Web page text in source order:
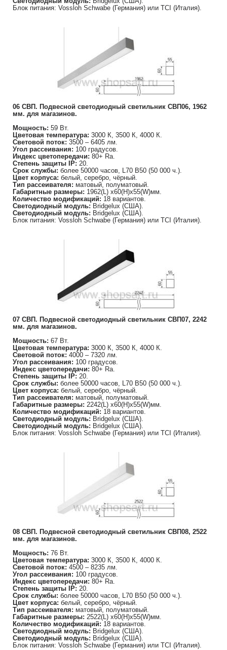
Блок питания: Vossloh Schwabe (Германия) или TCI (Италия).
06 СВП. Подвесной светодиодный светильник СВП06, 1962
мм. для магазинов.
Мощность: 59 Вт.
Цветовая температура: 3000 К, 3500 К, 4000 К.
Световой поток: 3500 – 6405 лм.
Угол рассеивания: 100 градусов.
Индекс цветопередачи: 80+ Ra.
Степень защиты IP: 20.
Срок службы: более 50000 часов, L70 B50 (50 000 ч.).
Цвет корпуса: белый, серебро, чёрный.
Тип рассеивателя: матовый, полуматовый.
Габаритные размеры: 1962(L) х60(H)х55(W)мм.
Количество модификаций: 18 вариантов.
Светодиодный модуль: Bridgelux (США).
Светодиодный модуль: Bridgelux (США).
Блок питания: Vossloh Schwabe (Германия) или TCI (Италия).
07 СВП. Подвесной светодиодный светильник СВП07, 2242
мм. для магазинов.
Мощность: 67 Вт.
Цветовая температура: 3000 К, 3500 К, 4000 К.
Световой поток: 4000 – 7320 лм.
Угол рассеивания: 100 градусов.
Индекс цветопередачи: 80+ Ra.
Степень защиты IP: 20.
Срок службы: более 50000 часов, L70 B50 (50 000 ч.).
Цвет корпуса: белый, серебро, чёрный.
Тип рассеивателя: матовый, полуматовый.
Габаритные размеры: 2242(L) х60(H)х55(W)мм.
Количество модификаций: 18 вариантов.
Светодиодный модуль: Bridgelux (США).
Светодиодный модуль: Bridgelux (США).
Блок питания: Vossloh Schwabe (Германия) или TCI (Италия).
08 СВП. Подвесной светодиодный светильник СВП08, 2522
мм. для магазинов.
Мощность: 76 Вт.
Цветовая температура: 3000 К, 3500 К, 4000 К.
Световой поток: 4500 – 8235 лм.
Угол рассеивания: 100 градусов.
Индекс цветопередачи: 80+ Ra.
Степень защиты IP: 20.
Срок службы: более 50000 часов, L70 B50 (50 000 ч.).
Цвет корпуса: белый, серебро, чёрный.
Тип рассеивателя: матовый, полуматовый.
Габаритные размеры: 2522(L) х60(H)х55(W)мм.
Количество модификаций: 18 вариантов.
Светодиодный модуль: Bridgelux (США).
Светодиодный модуль: Bridgelux (США).
Блок питания: Vossloh Schwabe (Германия) или TCI (Италия).